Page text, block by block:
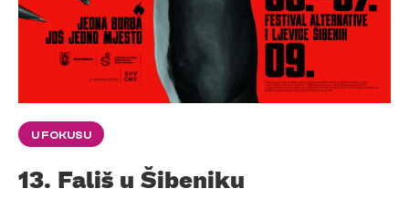
U FOKUSU
13. Fališ u Šibeniku